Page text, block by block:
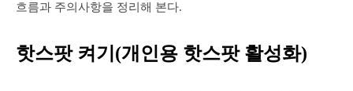
흐름과 주의사항을 정리해 본다.
핫스팟 켜기(개인용 핫스팟 활성화)